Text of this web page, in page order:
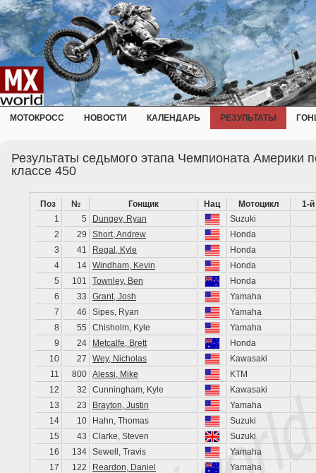
МОТОКРОСС НОВОСТИ КАЛЕНДАРЬ РЕЗУЛЬТАТЫ
Результаты седьмого этапа Чемпионата Америки
классе 450
Поз № Гонщик Нац Мотоцикл
1-й
1
5 Dungey, Ryan
Suzuki
2
29 Short, Andrew
Honda
3
41 Regal, Kyle
Honda
4
14 Windham, Kevin
Honda
5
101 Townley, Ben
Honda
6
33 Grant, Josh
Yamaha
7
46 Sipes, Ryan
Yamaha
8
55 Chisholm, Kyle
Yamaha
9
24 Metcalfe, Brett
Honda
10
27 Wey, Nicholas
Kawasaki
11
800 Alessi, Mike
KTM
12
32 Cunningham, Kyle
Kawasaki
13
23 Brayton, Justin
Yamaha
14
10 Hahn, Thomas
Suzuki
15
43 Clarke, Steven
Suzuki
16
134 Sewell, Travis
Yamaha
17
122 Reardon, Daniel
Yamaha